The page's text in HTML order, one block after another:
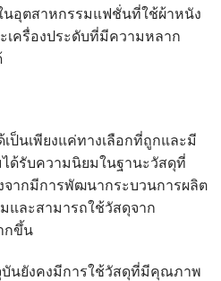
นอุตสาหกรรมแฟชั่นที่ใช้ผ้าหนัง
ะเครื่องประดับที่มีความหลาก
เป็นเพียงแค่ทางเลือกที่ถูกและมี
ด้รับความนิยมในฐานะวัสดุที่
จากมีการพัฒนากระบวนการผลิต
และสามารถใช้วัสดุจาก
กขึ้น
บันยังคงมีการใช้วัสดุที่มีคุณภาพ